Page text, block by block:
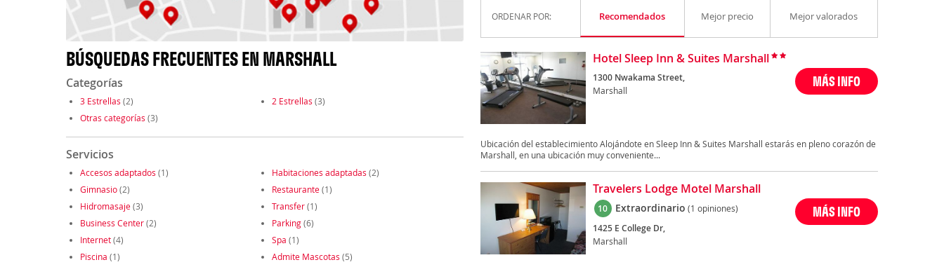
BÚSQUEDAS FRECUENTES EN MARSHALL
Categorías
3 Estrellas (2) 2 Estrellas (3)
Otras categorías (3)
Servicios
Accesos adaptados (1) Habitaciones adaptadas (2)
Gimnasio(2) Restaurante(1)
Hidromasaje(3) Transfer(1)
Business Center(2) Parking(6)
Internet(4) Spa (1)
Piscina (1) Admite Mascotas (5)
ORDENAR POR: Recomendados Mejor precio Mejor valorados
Hotel Sleep Inn & Suites Marshall
1300 Nwakama Street,
Marshall
MÁS INFO
Ubicación del establecimiento Alojándote en Sleep Inn & Suites Marshall estarás en pleno corazón de
Marshall, en una ubicación muy conveniente...
Travelers Lodge Motel Marshall
10 Extraordinario (1 opiniones)
1425 E College Dr,
Marshall
MÁS INFO